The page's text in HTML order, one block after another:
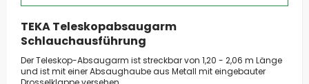
TEKA Teleskopabsaugarm
Schlauchausführung
Der Teleskop-Absaugarm ist streckbar von 1,20 - 2,06 m Länge
und ist mit einer Absaughaube aus Metall mit eingebauter